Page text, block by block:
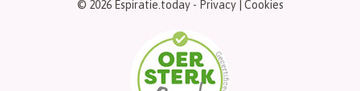
© 2026 Espiratie.today - Privacy| Cookies